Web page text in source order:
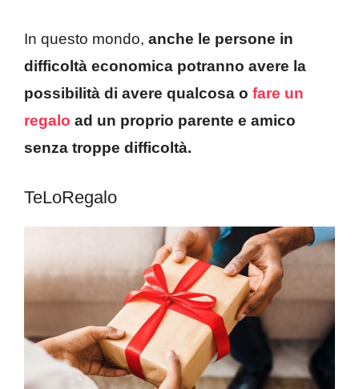
In questo mondo, anche le persone in
difficoltà economica potranno avere la
possibilità di avere qualcosa o fare un
regalo ad un proprio parente e amico
senza troppe difficoltà.
TeLoRegalo